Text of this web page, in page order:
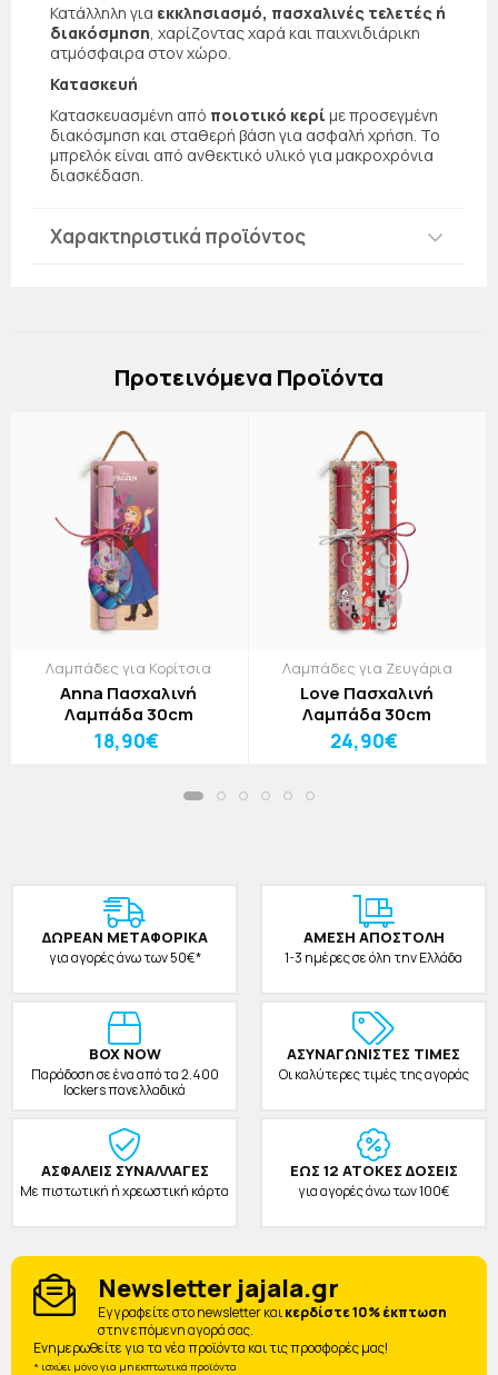
Κατάλληλη για εκκλησιασμό, πασχαλινές τελετές ή
διακόσμηση , χαρίζοντας χαρά και παιχνιδιάρικη
ατμόσφαιρα στον χώρο.
Κατασκευή
Κατασκευασμένη από ποιοτικό κερί με προσεγμένη
διακόσμηση και σταθερή βάση για ασφαλή χρήση. Το
μπρελόκ είναι από ανθεκτικό υλικό για μακροχρόνια
διασκέδαση.
Χαρακτηριστικά προϊόντος
Πρoτεινόμενα Προϊόντα
Λαμπάδες για Κορίτσια
Anna Πασχαλινή
Λαμπάδα 30cm
18,90€
Λαμπάδες για Ζευγάρια
Love Πασχαλινή
Λαμπάδα 30cm
24,90€
ΔΩΡΕAΝ ΜΕΤΑΦΟΡΙΚΑ
για αγορές άνω των 50€*
ΑΜΕΣΗ ΑΠΟΣΤΟΛΗ
1-3 ημέρες σε όλη την Ελλάδα
BOX NOW
Παράδοση σε ένα από τα 2.400
lockers πανελλαδικά
ΑΣΥΝΑΓΩΝΙΣΤΕΣ ΤΙΜΕΣ
Οι καλύτερες τιμές της αγοράς
ΑΣΦΑΛΕΙΣ ΣΥΝΑΛΛΑΓΕΣ
Με πιστωτική ή χρεωστική κάρτα
ΕΩΣ 12 ΑΤΟΚΕΣ ΔΟΣΕΙΣ
για αγορές άνω των 100€
Newsletter jajala.gr
Eγγραφείτε στο newsletter καικερδίστε 10% έκπτωση
στην επόμενη αγορά σας.
Ενημερωθείτε για τα νέα προϊόντα και τις προσφορές μας!
* ισχύει μόνο για μη εκπτωτικά προϊόντα